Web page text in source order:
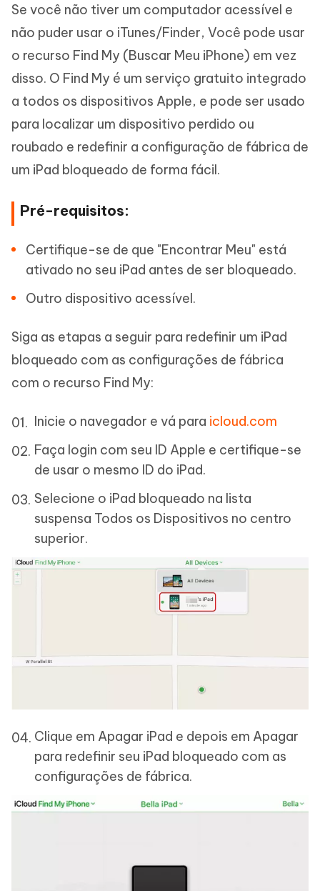
Se você não tiver um computador acessível e
não puder usar o iTunes/Finder, Você pode usar
o recurso Find My (Buscar Meu iPhone) em vez
disso. O Find My é um serviço gratuito integrado
a todos os dispositivos Apple, e pode ser usado
para localizar um dispositivo perdido ou
roubado e redefinir a configuração de fábrica de
um iPad bloqueado de forma fácil.
Pré-requisitos:
Certifique-se de que "Encontrar Meu" está
ativado no seu iPad antes de ser bloqueado.
Outro dispositivo acessível.
Siga as etapas a seguir para redefinir um iPad
bloqueado com as configurações de fábrica
com o recurso Find My:
Inicie o navegador e vá para icloud.com
Faça login com seu ID Apple e certifique-se
de usar o mesmo ID do iPad.
Selecione o iPad bloqueado na lista
suspensa Todos os Dispositivos no centro
superior.
Clique em Apagar iPad e depois em Apagar
para redefinir seu iPad bloqueado com as
configurações de fábrica.